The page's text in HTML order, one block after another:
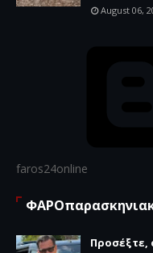
August 06,
faros24online
Προσέξτε,